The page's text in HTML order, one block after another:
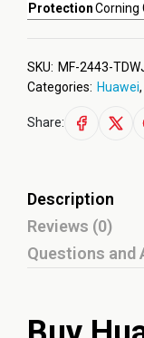
ProtectionCorning
SKU: MF-2443-
Categories: Huawei,
Share:
Description
Reviews (0)
Questions and